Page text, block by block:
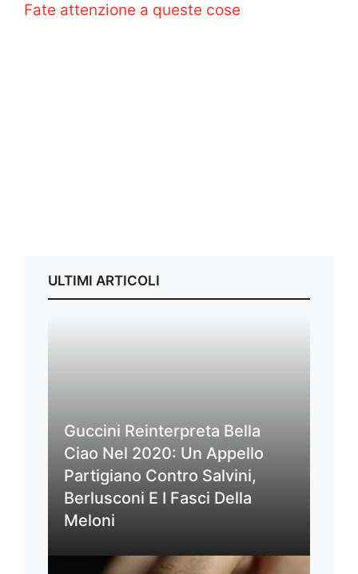
Fate attenzione a queste cose
ULTIMI ARTICOLI
Guccini Reinterpreta Bella
Ciao Nel 2020: Un Appello
Partigiano Contro Salvini,
Berlusconi E I Fasci Della
Meloni